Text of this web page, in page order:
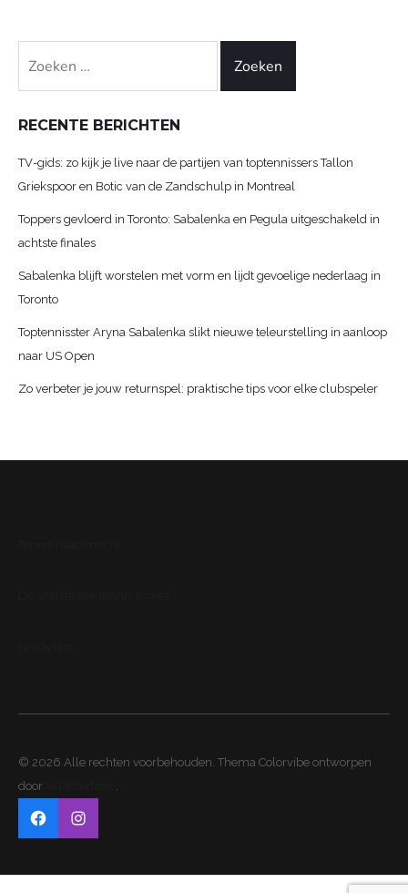
naar:
RECENTE BERICHTEN
TV-gids: zo kijk je live naar de partijen van toptennissers Tallon
Griekspoor en Botic van de Zandschulp in Montreal
Toppers gevloerd in Toronto: Sabalenka en Pegula uitgeschakeld in
achtste finales
Sabalenka blijft worstelen met vorm en lijdt gevoelige nederlaag in
Toronto
Toptennisster Aryna Sabalenka slikt nieuwe teleurstelling in aanloop
naar US Open
Zo verbeter je jouw returnspel: praktische tips voor elke clubspeler
© 2026 Alle rechten voorbehouden. Thema Colorvibe ontworpen
door
.
FacebookInstagram